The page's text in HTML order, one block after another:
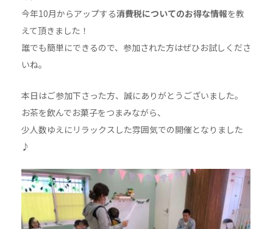
今年10月からアップする消費税についてのお得な情報を教
えて頂きました！
誰でも簡単にできるので、参加された方はぜひお試しくださ
いね。
本日はご参加下さった方、誠にありがとうございました。
お茶を飲んでお菓子をつまみながら、
少人数ゆえにリラックスした雰囲気での開催となりました
♪